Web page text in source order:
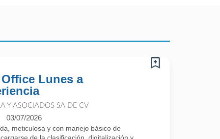
Lunes a
Y ASOCIADOS SA DE CV
03/07/2026
meticulosa y con manejo básico de